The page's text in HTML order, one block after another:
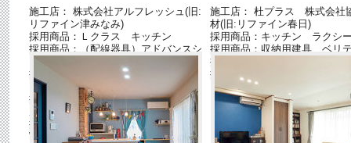
施工店： 株式会社アルフレッシュ(旧:
リファイン津みなみ)
採用商品：Ｌクラス キッチン
採用商品：（配線器具）アドバンスシ
採用商品：HEMS AiSEG2（HOME
IoT
採用商品：センサー（湿温度、ドア・
窓）
採用商品：床材 ベリティスフロアー
W ハードコート
施工店： 杜プラス 株式会社
材(旧:リファイン春日)
採用商品：キッチン ラクシ
採用商品：収納用建具 ベリ
採用商品：照明器具
採用商品：スイッチ コスモ